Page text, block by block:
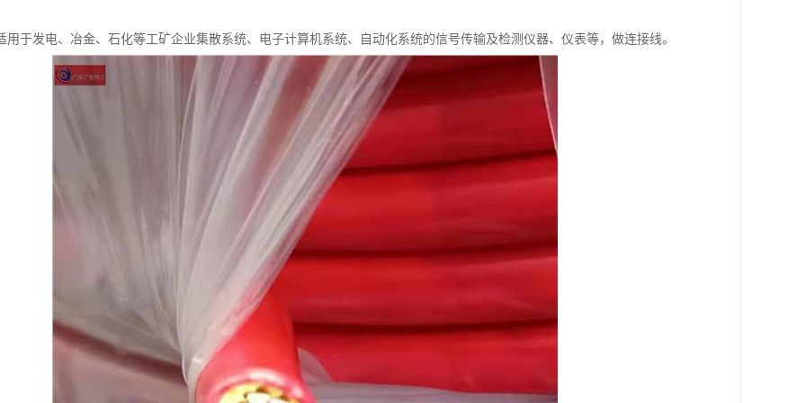
用于发电、冶金、石化等工矿企业集散系统、电子计算机系统、自动化系统的信号传输及检测仪器、仪表等，做连接线。